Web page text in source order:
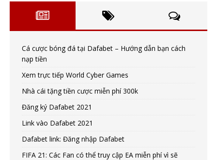
Cá cược bóng đá tại Dafabet – Hướng dẫn bạn cách
nạp tiền
Xem trực tiếp World Cyber Games
Nhà cái tặng tiền cược miễn phí 300k
Đăng ký Dafabet 2021
Link vào Dafabet 2021
Dafabet link: Đăng nhập Dafabet
FIFA 21: Các Fan có thể truy cập EA miễn phí vì sẽ